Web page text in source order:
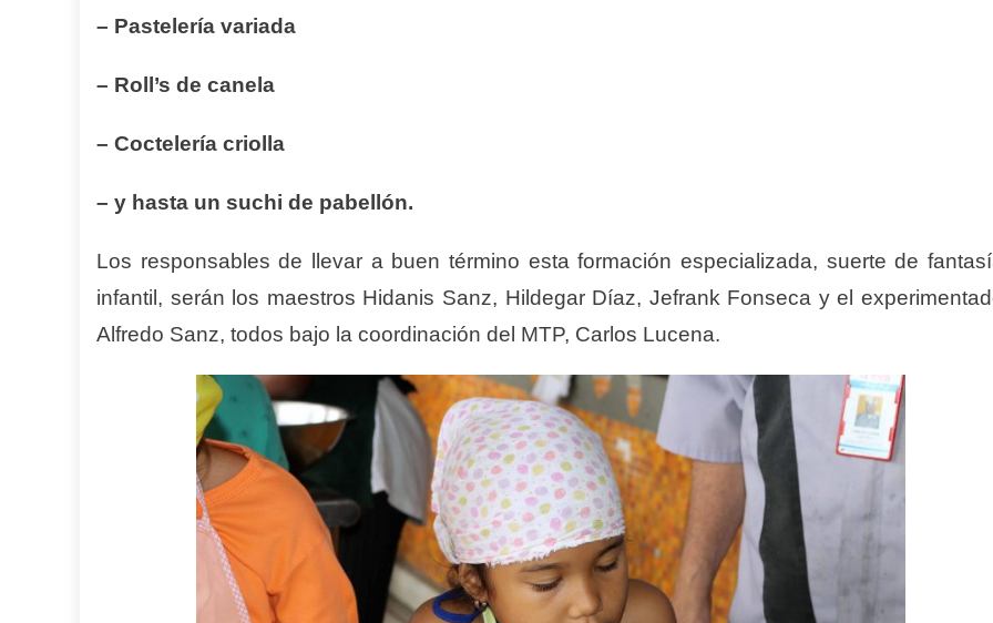
– Pastelería variada
– Roll’s de canela
– Coctelería criolla
– y hasta un suchi de pabellón.
Los responsables de llevar a buen término esta formación especializada, suerte de
infantil, serán los maestros Hidanis Sanz, Hildegar Díaz, Jefrank Fonseca y el
Alfredo Sanz, todos bajo la coordinación del MTP, Carlos Lucena.